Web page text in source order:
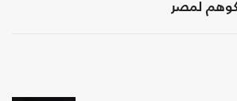
لمصر